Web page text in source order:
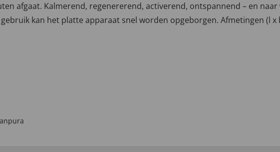
afgaat. Kalmerend, regenererend, activerend, ontspannend – en
kan het platte apparaat snel worden opgeborgen. Afmetingen (l x